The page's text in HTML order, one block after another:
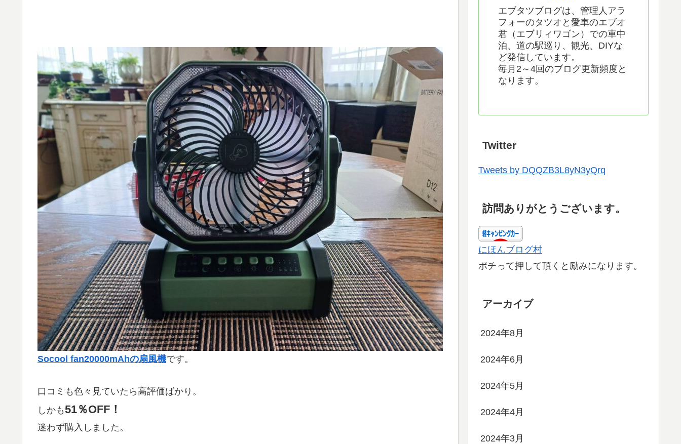
Socool fan20000mAhの扇風機です。
口コミも色々見ていたら高評価ばかり。
しかも51％OFF！
迷わず購入しました。
エブタツブログは、管理人アラ
フォーのタツオと愛車のエブオ
君（エブリィワゴン）での車中
泊、道の駅巡り、観光、DIYな
ど発信しています。
毎月2～4回のブログ更新頻度と
なります。
Twitter
Tweets by DQQZB3L8yN3yQrq
訪問ありがとうございます。
にほんブログ村
ポチって押して頂くと励みになります。
アーカイブ
2024年8月
2024年6月
2024年5月
2024年4月
2024年3月